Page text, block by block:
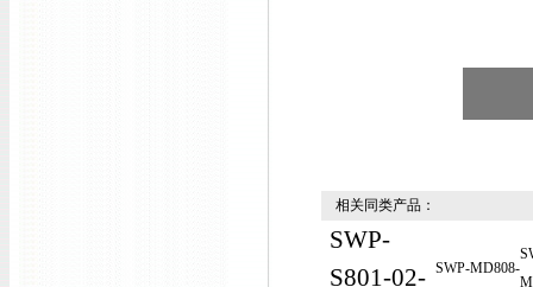
相关同类产品：
SWP-
S801-02-
SWP-MD808-